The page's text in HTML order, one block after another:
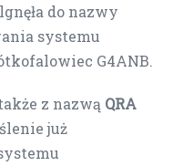
do nazwy
systemu
G4ANB.
z nazwą QRA
już